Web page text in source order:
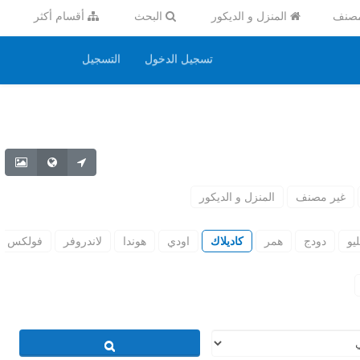
المنزل و الديكور البحث أقسام أكثر
تسجيل الدخول التسجيل
غير مصنف المنزل و الديكور
دودج همر كاديلاك اودي هوندا لاندروفر فولكس